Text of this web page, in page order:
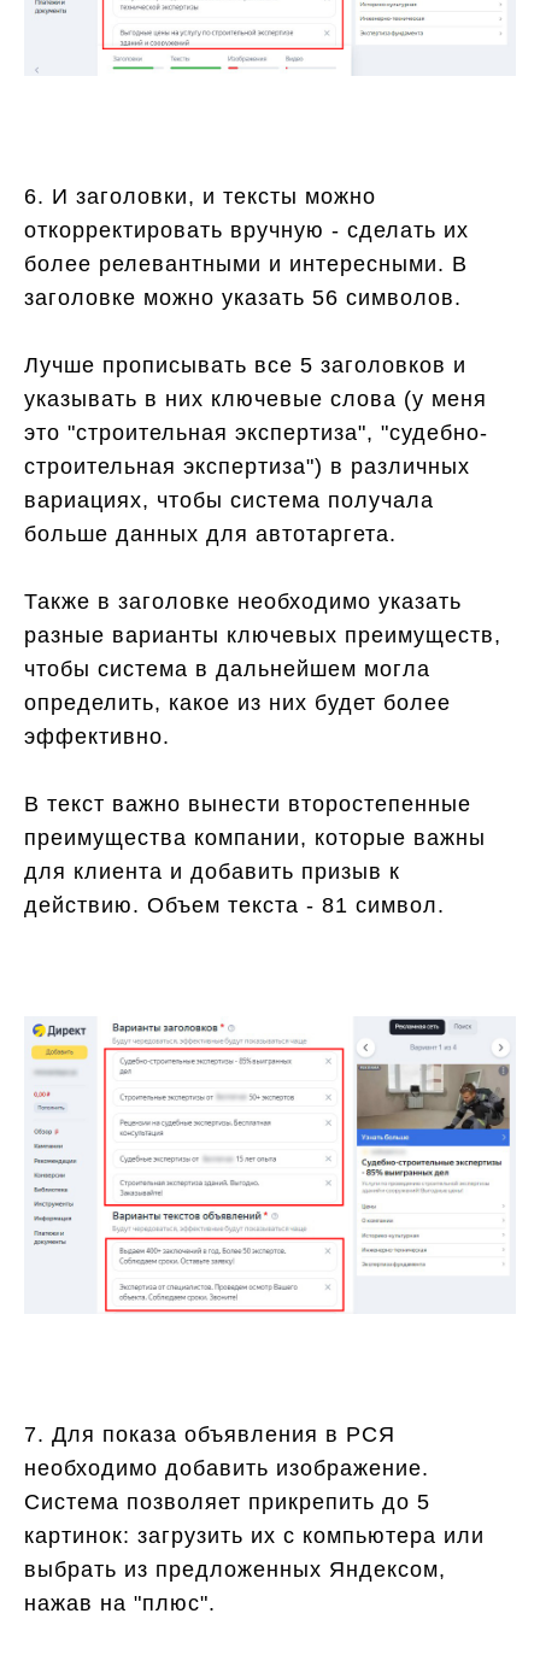
6. И заголовки, и тексты можно
откорректировать вручную - сделать их
более релевантными и интересными. В
заголовке можно указать 56 символов.
Лучше прописывать все 5 заголовков и
указывать в них ключевые слова (у меня
это "строительная экспертиза", "судебно-
строительная экспертиза") в различных
вариациях, чтобы система получала
больше данных для автотаргета.
Также в заголовке необходимо указать
разные варианты ключевых преимуществ,
чтобы система в дальнейшем могла
определить, какое из них будет более
эффективно.
В текст важно вынести второстепенные
преимущества компании, которые важны
для клиента и добавить призыв к
действию. Объем текста - 81 символ.
7. Для показа объявления в РСЯ
необходимо добавить изображение.
Система позволяет прикрепить до 5
картинок: загрузить их с компьютера или
выбрать из предложенных Яндексом,
нажав на "плюс".